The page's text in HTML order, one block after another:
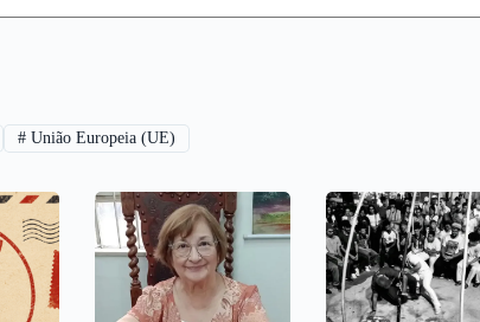
# União Europeia (UE)